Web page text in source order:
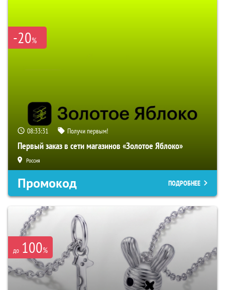
-20%
08:33:30 Получи первым!
Первый заказ в сети магазинов «Золотое Яблоко»
Россия
Промокод ПОДРОБНЕЕ
до 100%